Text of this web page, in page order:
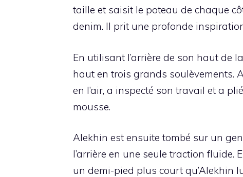
taille et saisit le poteau de chaque
denim. Il prit une profonde
En utilisant l’arrière de son haut de
haut en trois grands soulèvements.
en l’air, a inspecté son travail et a
mousse.
Alekhin est ensuite tombé sur un
l’arrière en une seule traction
un demi-pied plus court qu’Alekhin